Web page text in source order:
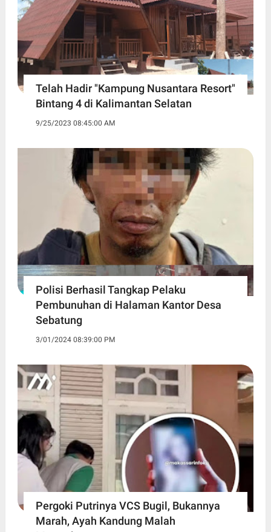
Telah Hadir "Kampung Nusantara Resort"
Bintang 4 di Kalimantan Selatan
9/25/2023 08:45:00 AM
Polisi Berhasil Tangkap Pelaku
Pembunuhan di Halaman Kantor Desa
Sebatung
3/01/2024 08:39:00 PM
Pergoki Putrinya VCS Bugil, Bukannya
Marah, Ayah Kandung Malah